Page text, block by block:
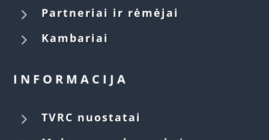
5 Partneriai ir rėmėjai
5 Kambariai
INFORMACIJA
5 TVRC nuostatai